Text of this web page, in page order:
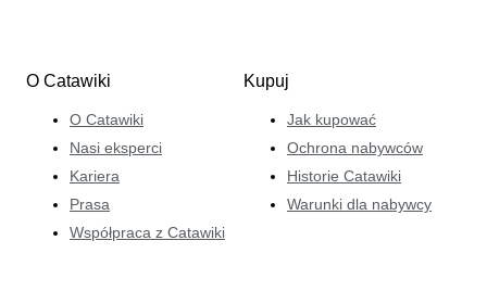
O Catawiki
O Catawiki
Nasi eksperci
Kariera
Prasa
Współpraca z Catawiki
Kupuj
Jak kupować
Ochrona nabywców
Historie Catawiki
Warunki dla nabywcy